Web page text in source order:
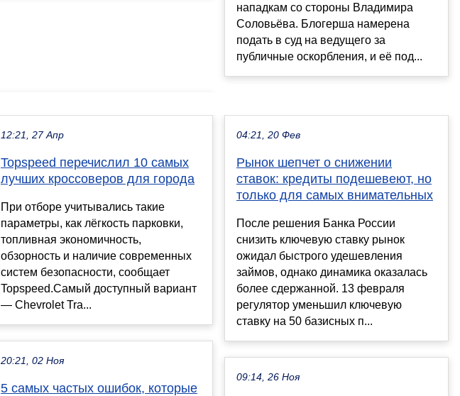
нападкам со стороны Владимира
Соловьёва. Блогерша намерена
подать в суд на ведущего за
публичные оскорбления, и её под...
12:21, 27 Апр
Topspeed перечислил 10 самых
лучших кроссоверов для города
При отборе учитывались такие
параметры, как лёгкость парковки,
топливная экономичность,
обзорность и наличие современных
систем безопасности, сообщает
Topspeed.Самый доступный вариант
— Chevrolet Tra...
20:21, 02 Ноя
5 самых частых ошибок, которые
04:21, 20 Фев
Рынок шепчет о снижении
ставок: кредиты подешевеют, но
только для самых внимательных
После решения Банка России
снизить ключевую ставку рынок
ожидал быстрого удешевления
займов, однако динамика оказалась
более сдержанной. 13 февраля
регулятор уменьшил ключевую
ставку на 50 базисных п...
09:14, 26 Ноя